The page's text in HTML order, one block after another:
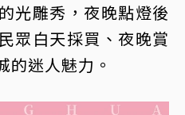
光雕秀，夜晚點燈後
眾白天採買、夜晚賞
的迷人魅力。